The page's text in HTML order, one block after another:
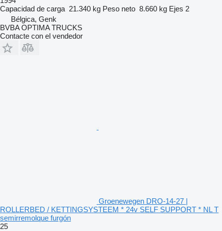
Capacidad de carga 21.340 kg Peso neto 8.660 kg Ejes 2
Bélgica, Genk
BVBA OPTIMA TRUCKS
Contacte con el vendedor
Groenewegen DRO-14-27 |
ROLLERBED / KETTINGSYSTEEM * 24v SELF SUPPORT * NL T
semirremolque furgón
25